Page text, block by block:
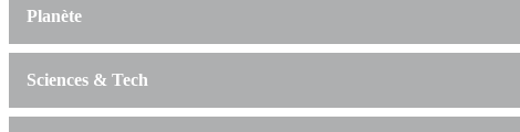
Planète
Sciences & Tech